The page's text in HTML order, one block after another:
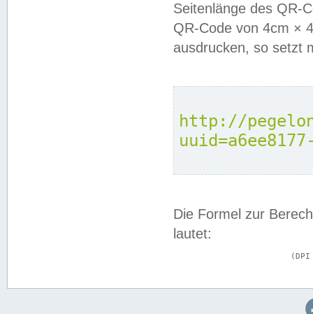
Seitenlänge des QR-
QR-Code von 4cm ×
ausdrucken, so setzt
http://
Die Formel zur
lautet: